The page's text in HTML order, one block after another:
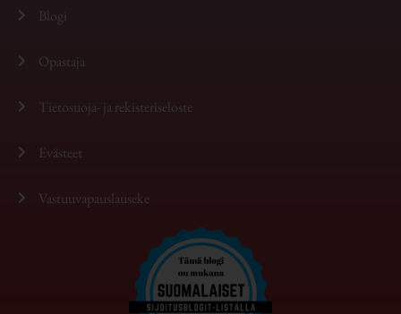
Blogi
Opastaja
Tietosuoja- ja rekisteriseloste
Evästeet
Vastuuvapauslauseke